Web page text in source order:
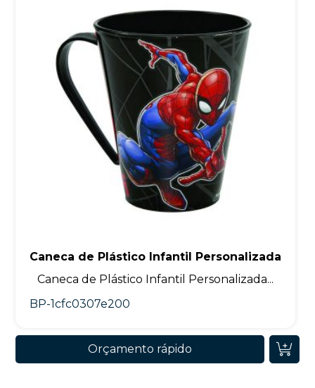
Caneca de Plástico Infantil Personalizada
Caneca de Plástico Infantil Personalizada...
BP-1cfc0307e200
Orçamento rápido